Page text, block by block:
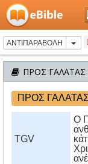
ΑΝΤΙΠΑΡΑΒΟΛΗ
ΠΡΟΣ ΓΑΛΑΤΑΣ
ΠΡΟΣ
TGV
Ο